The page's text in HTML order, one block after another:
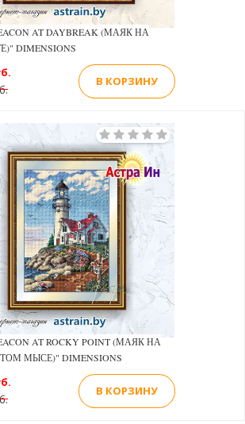
AT DAYBREAK (МАЯК НА
DIMENSIONS
В КОРЗИНУ
AT ROCKY POINT (МАЯК НА
МЫСЕ)" DIMENSIONS
В КОРЗИНУ